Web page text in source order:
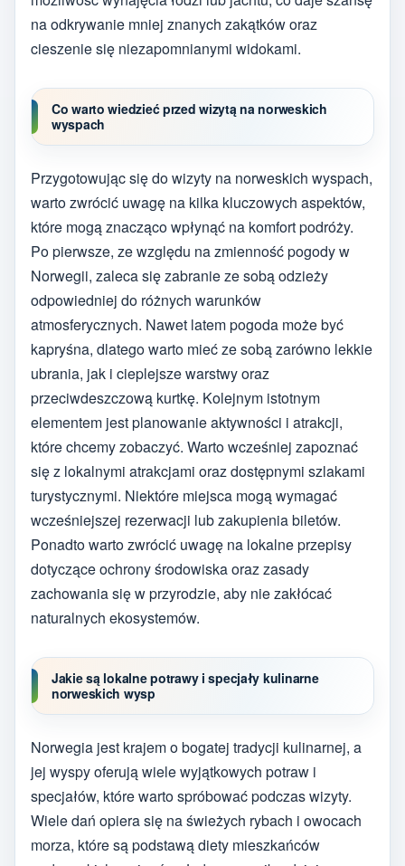
na odkrywanie mniej znanych zakątków oraz
cieszenie się niezapomnianymi widokami.
Co warto wiedzieć przed wizytą na norweskich
wyspach
Przygotowując się do wizyty na norweskich wyspach,
warto zwrócić uwagę na kilka kluczowych aspektów,
które mogą znacząco wpłynąć na komfort podróży.
Po pierwsze, ze względu na zmienność pogody w
Norwegii, zaleca się zabranie ze sobą odzieży
odpowiedniej do różnych warunków
atmosferycznych. Nawet latem pogoda może być
kapryśna, dlatego warto mieć ze sobą zarówno lekkie
ubrania, jak i cieplejsze warstwy oraz
przeciwdeszczową kurtkę. Kolejnym istotnym
elementem jest planowanie aktywności i atrakcji,
które chcemy zobaczyć. Warto wcześniej zapoznać
się z lokalnymi atrakcjami oraz dostępnymi szlakami
turystycznymi. Niektóre miejsca mogą wymagać
wcześniejszej rezerwacji lub zakupienia biletów.
Ponadto warto zwrócić uwagę na lokalne przepisy
dotyczące ochrony środowiska oraz zasady
zachowania się w przyrodzie, aby nie zakłócać
naturalnych ekosystemów.
Jakie są lokalne potrawy i specjały kulinarne
norweskich wysp
Norwegia jest krajem o bogatej tradycji kulinarnej, a
jej wyspy oferują wiele wyjątkowych potraw i
specjałów, które warto spróbować podczas wizyty.
Wiele dań opiera się na świeżych rybach i owocach
morza, które są podstawą diety mieszkańców